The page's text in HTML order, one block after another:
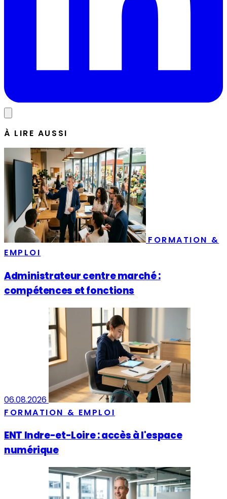
À LIRE AUSSI
FORMATION &
EMPLOI
Administrateur centre marché :
compétences et fonctions
06.08.2026
FORMATION & EMPLOI
ENT Indre-et-Loire : accès à l'espace
numérique